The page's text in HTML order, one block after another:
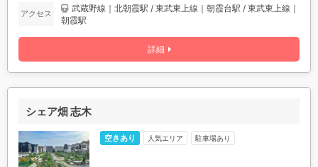
詳細
アクセス 武蔵野線｜北朝霞駅 / 東武東上線｜朝霞台駅 / 東武東上線｜
朝霞駅
シェア畑 志木
空きあり 人気エリア 駐車場あり